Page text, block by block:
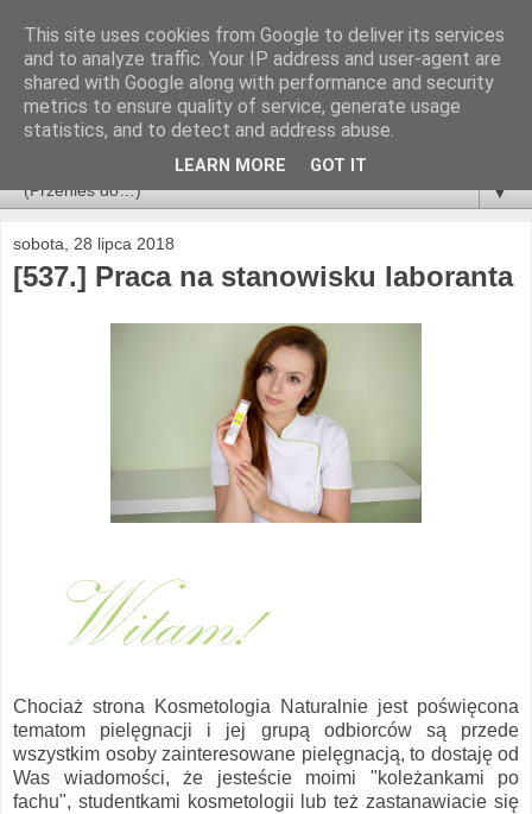
▼
sobota, 28 lipca 2018
[537.] Praca na stanowisku laboranta
Chociaż strona Kosmetologia Naturalnie jest poświęcona
tematom pielęgnacji i jej grupą odbiorców są przede
wszystkim osoby zainteresowane pielęgnacją, to dostaję od
Was wiadomości, że jesteście moimi "koleżankami po
fachu", studentkami kosmetologii lub też zastanawiacie się
This site uses cookies from Google to deliver its services
and to analyze traffic. Your IP address and user-agent are
shared with Google along with performance and security
metrics to ensure quality of service, generate usage
statistics, and to detect and address abuse.
LEARN MORE GOT IT